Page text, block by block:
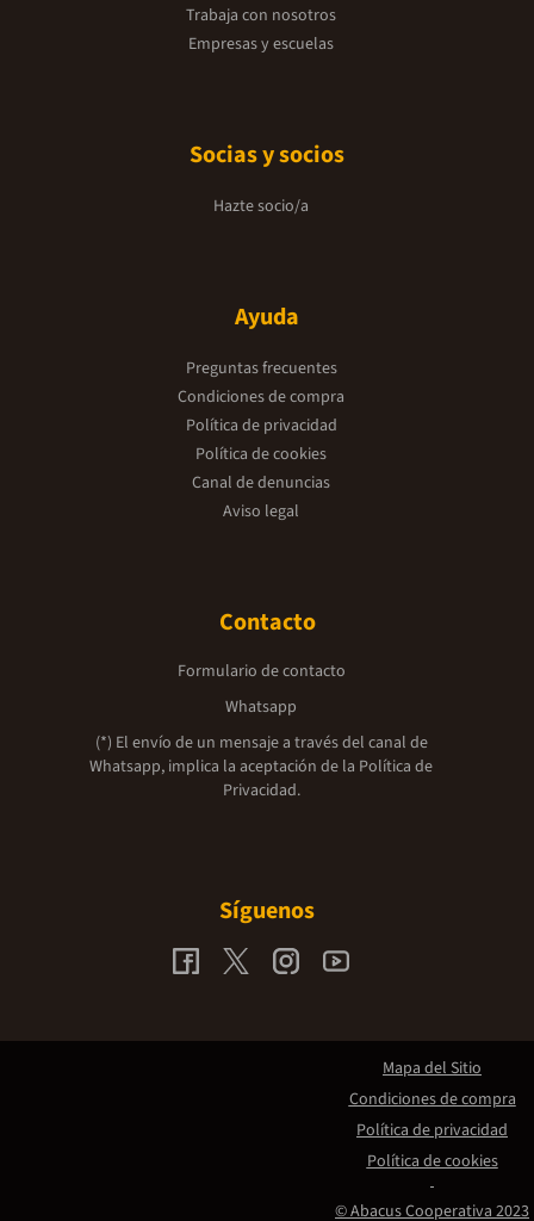
Trabaja con nosotros
Empresas y escuelas
Socias y socios
Hazte socio/a
Ayuda
Preguntas frecuentes
Condiciones de compra
Política de privacidad
Política de cookies
Canal de denuncias
Aviso legal
Contacto
Formulario de contacto
Whatsapp
(*) El envío de un mensaje a través del canal de
Whatsapp, implica la aceptación de la Política de
Privacidad.
Síguenos
© Abacus Cooperativa 2023
Mapa del Sitio
Condiciones de compra
Política de privacidad
Política de cookies